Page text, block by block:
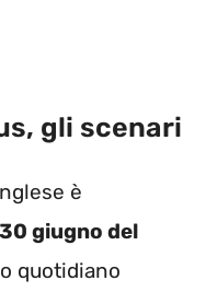
gli scenari
è
30 giugno del
quotidiano